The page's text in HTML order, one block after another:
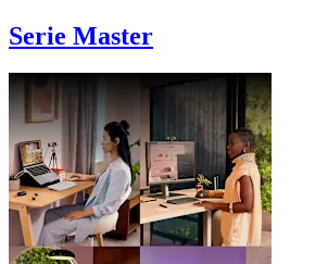
Serie Master